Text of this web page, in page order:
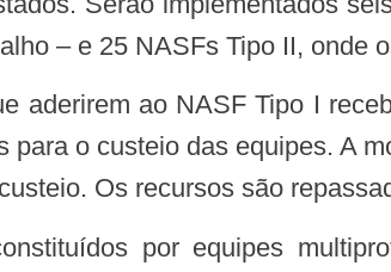
– e 25 NASFs Tipo II, onde
para o custeio das equipes. A
Os recursos são